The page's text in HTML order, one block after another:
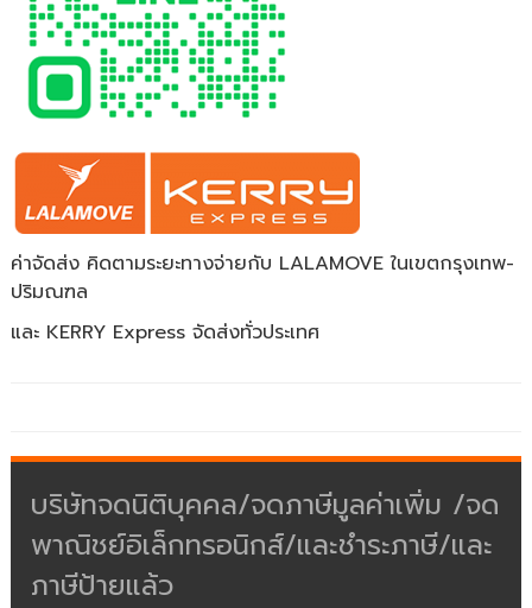
ค่าจัดส่ง คิดตามระยะทางจ่ายกับ LALAMOVE ในเขตกรุงเทพ-
ปริมณฑล
และ KERRY Express จัดส่งทั่วประเทศ
บริษัทจดนิติบุคคล/จดภาษีมูลค่าเพิ่ม /จด
พาณิชย์อิเล็กทรอนิกส์/และชำระภาษี/และ
ภาษีป้ายแล้ว